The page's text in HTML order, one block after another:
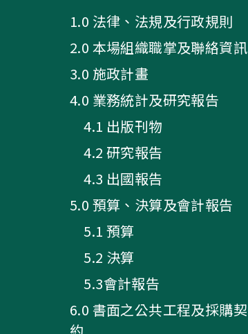
1.0 法律、法規及行政規則
2.0 本場組織職掌及聯絡資訊
3.0 施政計畫
4.0 業務統計及研究報告
4.1 出版刊物
4.2 研究報告
4.3 出國報告
5.0 預算、決算及會計報告
5.1 預算
5.2 決算
5.3會計報告
6.0 書面之公共工程及採購契
約